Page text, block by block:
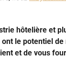
hôtelière et
le potentiel
et de vous